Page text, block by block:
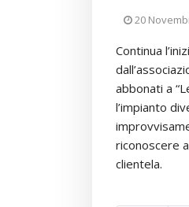
20
Continua
abbonati a
l’impianto
riconoscere
clientela.